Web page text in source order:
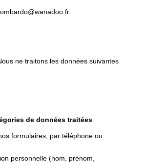
ne traitons les données suivantes
de données traitées
formulaires, par téléphone ou
personnelle (nom, prénom,